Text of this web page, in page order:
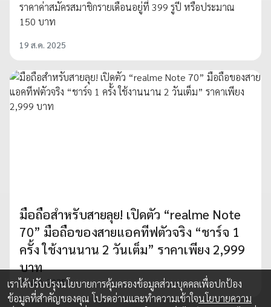
ราคาค่าสมัครสมาชิกรายเดือนอยู่ที่ 399 รูปี หรือประมาณ
150 บาท
19 ส.ค. 2025
มือถือสำหรับสายลุย! เปิดตัว “realme Note
70” มือถือของสายแอคทีฟตัวจริง “ชาร์จ 1
ครั้ง ใช้งานนาน 2 วันเต็ม” ราคาเพียง 2,999
บาท
21 ส.ค. 2025
เราได้ปรับปรุงนโยบายการคุ้มครองข้อมูลส่วนบุคคลเพื่อปกป้อง
ข้อมูลที่สำคัญของคุณ โปรดอ่านและทำความเข้าใจนโยบายความ